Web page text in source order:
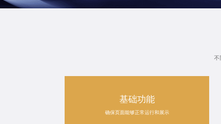
不
基础功能
确保页面能够正常运行和展示